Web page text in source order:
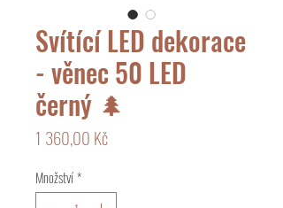
Svítící LED dekorace
- věnec 50 LED
černý 🌲
1 360,00 KčCena
Množství*